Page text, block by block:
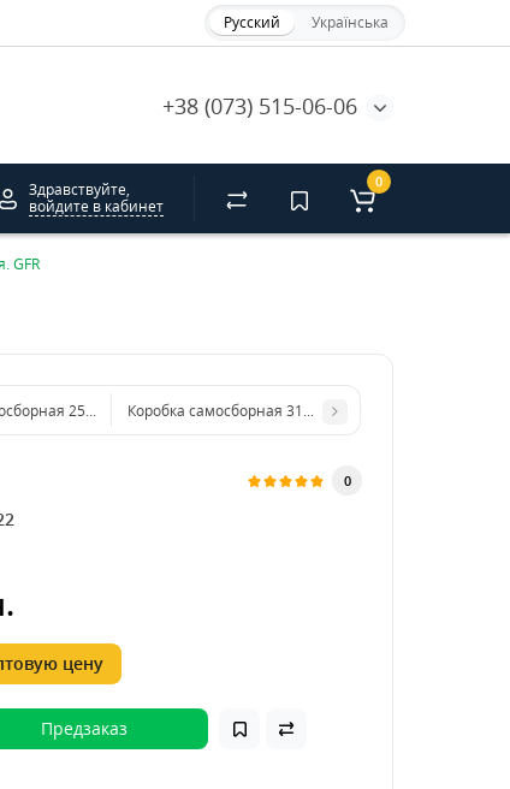
Русский Українська
+38 (073) 515-06-06
Здравствуйте,
войдите в кабинет
0
GFR
Коробка самосборная 250*250*110 мм бурая. GFR Коробка самосборная 312*115*58 мм бурая. GFR
0
цену
Предзаказ